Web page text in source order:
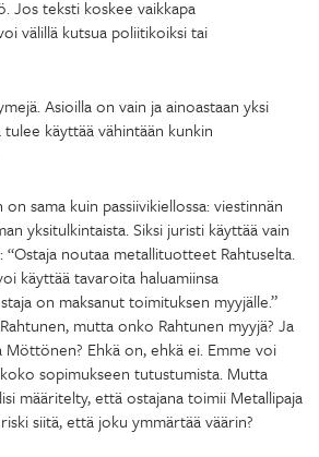
Jos teksti koskee vaikkapa
välillä kutsua poliitikoiksi tai
Asioilla on vain ja ainoastaan yksi
käyttää vähintään kunkin
sama kuin passiivikiellossa: viestinnän
yksitulkintaista. Siksi juristi käyttää vain
“Ostaja noutaa metallituotteet Rahtuselta.
käyttää tavaroita haluamiinsa
on maksanut toimituksen myyjälle.”
mutta onko Rahtunen myyjä? Ja
Ehkä on, ehkä ei. Emme voi
sopimukseen tutustumista. Mutta
määritelty, että ostajana toimii Metallipaja
siitä, että joku ymmärtää väärin?